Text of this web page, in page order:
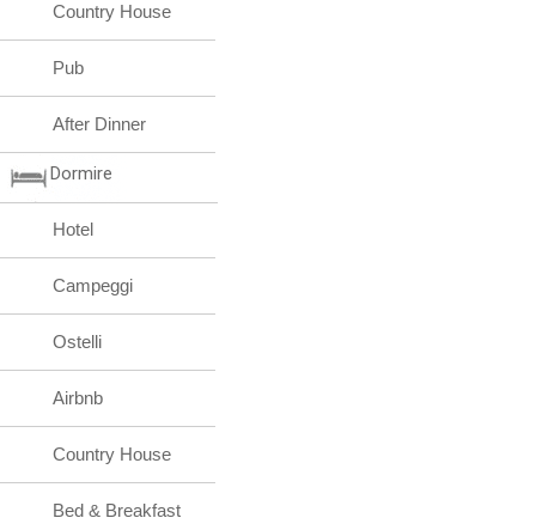
Country House
Pub
After Dinner
Dormire
Hotel
Campeggi
Ostelli
Airbnb
Country House
Bed & Breakfast